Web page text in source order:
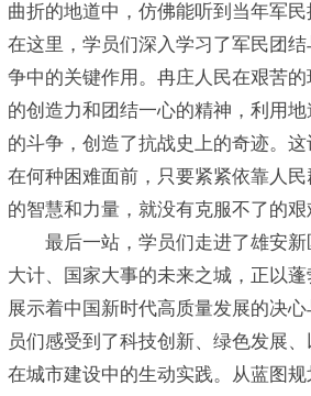
曲折的地道中，仿佛能听到当年军民
在这里，学员们深入学习了军民团
争中的关键作用。冉庄人民在艰苦
的创造力和团结一心的精神，利用
的斗争，创造了抗战史上的奇迹。
在何种困难面前，只要紧紧依靠人
的智慧和力量，就没有克服不了的艰
最后一站，学员们走进了雄安
大计、国家大事的未来之城，正以
展示着中国新时代高质量发展的决
员们感受到了科技创新、绿色发展
在城市建设中的生动实践。从蓝图